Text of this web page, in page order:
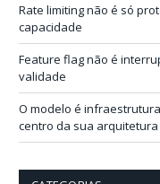
Rate limiting não é só
capacidade
Feature flag não é
validade
O modelo é
centro da sua arquitetura